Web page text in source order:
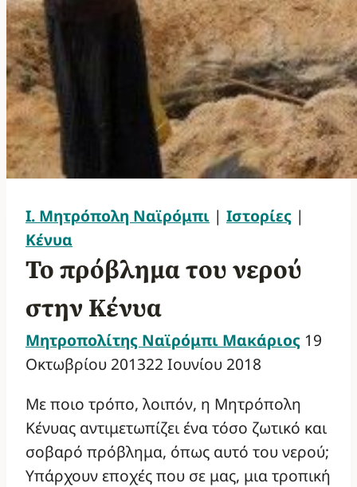
Ι. Μητρόπολη Ναϊρόμπι | Ιστορίες |
Κένυα
Το πρόβλημα του νερού
στην Κένυα
Μητροπολίτης Ναϊρόμπι Μακάριος 19
Οκτωβρίου 201322 Ιουνίου 2018
Με ποιο τρόπο, λοιπόν, η Μητρόπολη
Κένυας αντιμετωπίζει ένα τόσο ζωτικό και
σοβαρό πρόβλημα, όπως αυτό του νερού;
Υπάρχουν εποχές που σε μας, μια τροπική